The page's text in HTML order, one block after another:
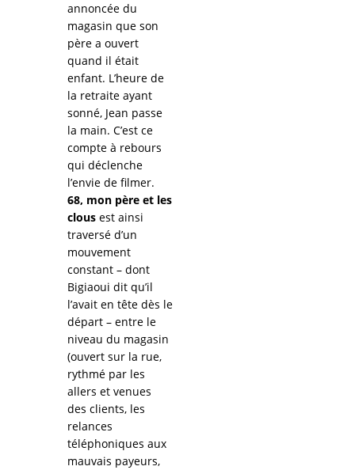
annoncée du
magasin que son
père a ouvert
quand il était
enfant. L’heure de
la retraite ayant
sonné, Jean passe
la main. C’est ce
compte à rebours
qui déclenche
l’envie de filmer.
68, mon père et les
clous est ainsi
traversé d’un
mouvement
constant – dont
Bigiaoui dit qu’il
l’avait en tête dès le
départ – entre le
niveau du magasin
(ouvert sur la rue,
rythmé par les
allers et venues
des clients, les
relances
téléphoniques aux
mauvais payeurs,